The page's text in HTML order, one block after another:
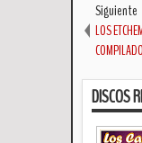
Siguiente
LOS
COMPILADO
DISCOS